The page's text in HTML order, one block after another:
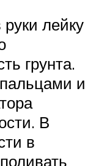
лейку
грунта.
и
В
в